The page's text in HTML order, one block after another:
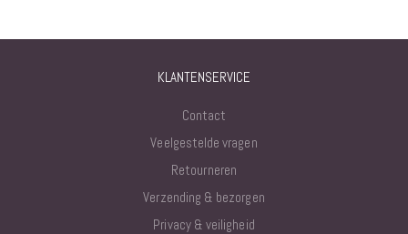
KLANTENSERVICE
Contact
Veelgestelde vragen
Retourneren
Verzending & bezorgen
Privacy & veiligheid